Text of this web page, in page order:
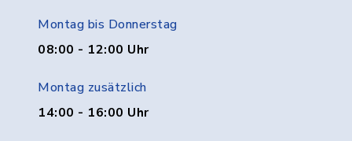
Montag bis Donnerstag
08:00 - 12:00 Uhr
Montag zusätzlich
14:00 - 16:00 Uhr